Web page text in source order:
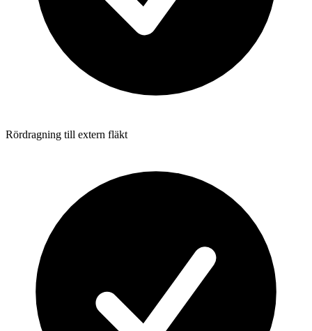
Rördragning till extern fläkt